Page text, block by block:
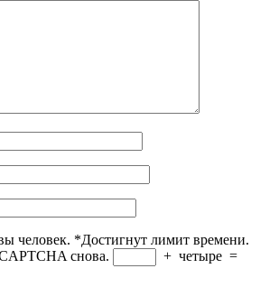
человек. *Достигнут лимит времени.
снова.
+ четыре =